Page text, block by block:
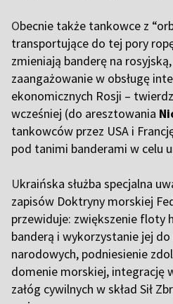
Obecnie także tankowce z
transportujące do tej pory
zmieniają banderę na
zaangażowanie w obsługę
ekonomicznych Rosji –
wcześniej (do aresztowania
tankowców przez USA i
pod tanimi banderami w celu
Ukraińska służba specjalna
zapisów Doktryny morskiej
przewiduje: zwiększenie floty
banderą i wykorzystanie jej
narodowych, podniesienie
domenie morskiej, integrację
załóg cywilnych w skład Sił